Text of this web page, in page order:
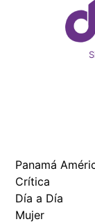
Panamá
Crítica
Día a Día
Mujer